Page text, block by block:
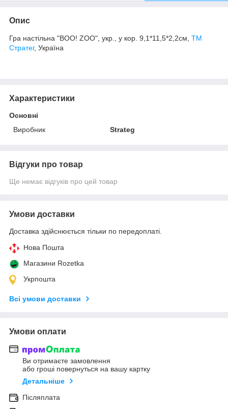
Опис
Гра настільна "BOO! ZOO", укр., у кор. 9,1*11,5*2,2см, ТМ
Стратег, Україна
Характеристики
Основні
Виробник
Strateg
Відгуки про товар
Ще немає відгуків про цей товар
Умови доставки
Доставка здійснюється тільки по передоплаті.
Нова Пошта
Магазини Rozetka
Укрпошта
Всі умови доставки
Умови оплати
Ви отримаєте замовлення
або гроші повернуться на вашу картку
Детальніше
Післяплата